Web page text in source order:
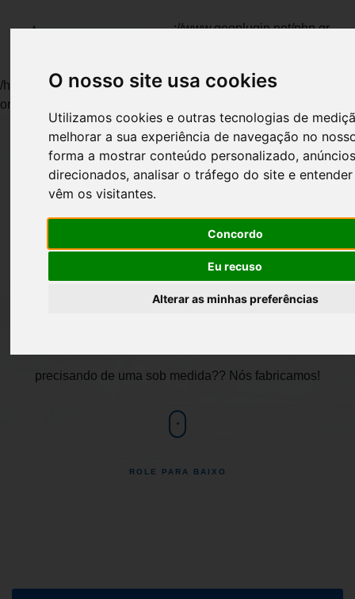
O nosso site usa cookies
Utilizamos cookies e outras tecnologias de
melhorar a sua experiência de navegação no
forma a mostrar conteúdo personalizado,
direcionados, analisar o tráfego do site e
vêm os visitantes.
Concordo
Eu recuso
Alterar as minhas preferências
Warning: file_get_contents(http://www.geoplugin.net/php.gp?
/home/ideal/public_html/mar/adm_gerencia/estrutura/
on line
NOSSAS PRANCHAS
Pranchas
precisando de uma sob medida?? Nós fabricamos!
ROLE PARA BAIXO